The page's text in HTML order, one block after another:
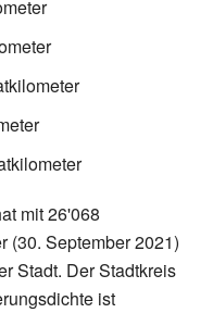
mit 26'068
(30. September 2021)
Stadt. Der Stadtkreis
ist